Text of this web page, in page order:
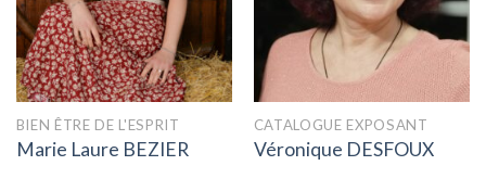
BIEN ÊTRE DE L'ESPRIT
Marie Laure BEZIER
CATALOGUE EXPOSANT
Véronique DESFOUX